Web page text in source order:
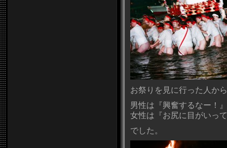
お祭りを見に行った人か
男性は『興奮するなー！
女性は『お尻に目がいっ
でした。